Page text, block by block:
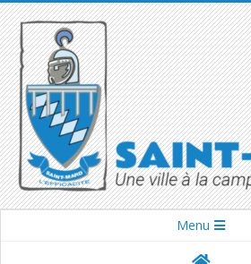
Skip
to
content
SAINT-
Menu